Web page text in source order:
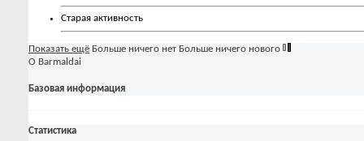
Старая активность
Показать ещё Больше ничего нет Больше ничего нового
О Barmaldai
Базовая информация
Статистика